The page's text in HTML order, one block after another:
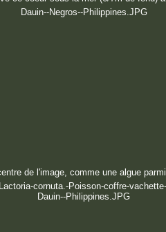
de l'image, comme une algue